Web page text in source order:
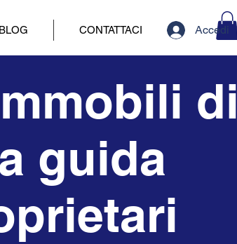
BLOG CONTATTACI Accedi
di
guida